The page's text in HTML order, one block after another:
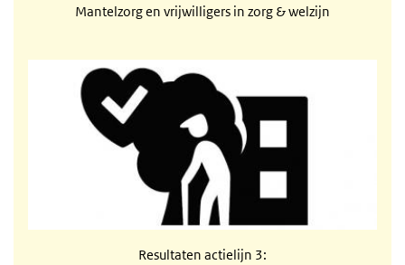
Mantelzorg en vrijwilligers in zorg & welzijn
Resultaten actielijn 3
Resultaten actielijn 3: